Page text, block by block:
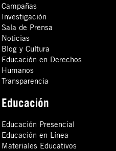
Campañas
Investigación
Sala de Prensa
Noticias
Blog y Cultura
Educación en Derechos
Humanos
Transparencia
Educación
Educación Presencial
Educación en Línea
Materiales Educativos